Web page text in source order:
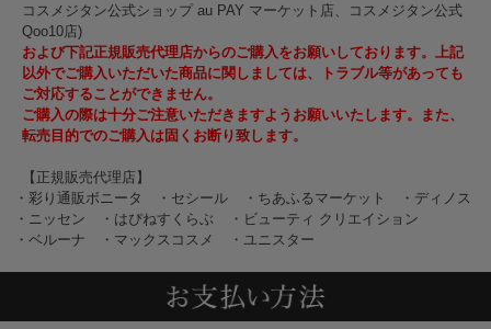
コスメジタン公式ショップ au PAY マーケット店、コスメジタン公式
Qoo10店)
および下記正規販売代理店からのご購入をお願いしております。上記
以外でご購入いただいた商品に関しましては、トラブル等があっても
ご対応することができません。
ご購入の際は十分ご注意いただきますようお願いいたします。また、
転売目的でのご購入は固くお断り致します。
【正規販売代理店】
・彩り通販ボニータ
・セシール ・ちあふるマーケット
・ディノス
・ニッセン
・はぴねすくらぶ
・ビューティ クリエイション
・ベルーナ
・マックスコスメ ・ユニスター